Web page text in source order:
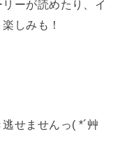
ーが読めたり、イ
しみも！
せませんっ( *´艸